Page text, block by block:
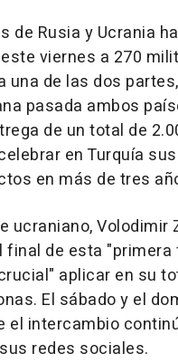
de Rusia y Ucrania
viernes a 270
una de las dos
pasada ambos
de un total de
en Turquía
en más de tres
ucraniano, Volodimir
final de esta "primera
aplicar en su
El sábado y el
el intercambio
redes sociales.